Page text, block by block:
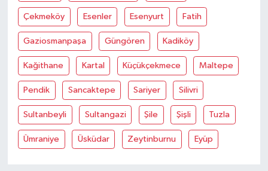
Çekmeköy Esenler Esenyurt Fatih
Gaziosmanpaşa Güngören Kadiköy
Kağithane Kartal Küçükçekmece Maltepe
Pendik Sancaktepe Sariyer Silivri
Sultanbeyli Sultangazi Şile Şişli Tuzla
Ümraniye Üsküdar Zeytinburnu Eyüp